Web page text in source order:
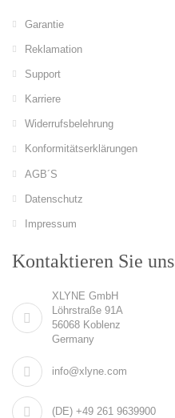
Garantie
Reklamation
Support
Karriere
Widerrufsbelehrung
Konformitätserklärungen
AGB´S
Datenschutz
Impressum
Kontaktieren Sie uns
XLYNE GmbH
Löhrstraße 91A
56068 Koblenz
Germany
info@xlyne.com
(DE) +49 261 9639900